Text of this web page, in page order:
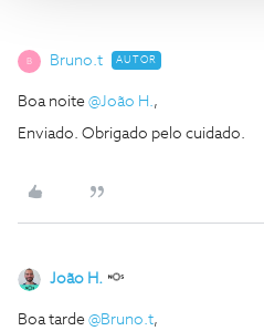
B Bruno.t AUTOR
Boa noite @João H.,
Enviado. Obrigado pelo cuidado.
João H.
Boa tarde @Bruno.t,